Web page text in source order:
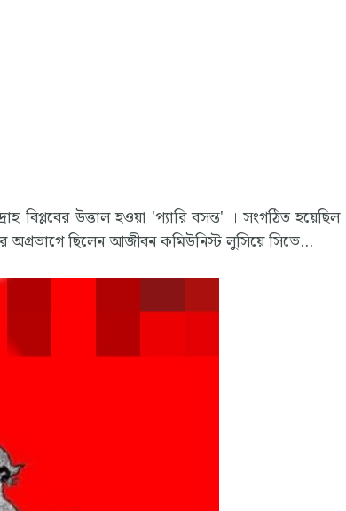
উত্তাল হওয়া 'প্যারি বসন্ত' । সংগঠিত হয়েছিল
ছিলেন আজীবন কমিউনিস্ট লুসিয়ে সিভে...